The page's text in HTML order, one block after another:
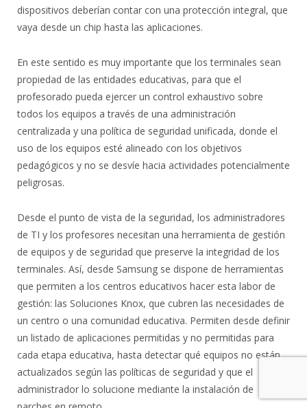
dispositivos deberían contar con una protección integral, que
vaya desde un chip hasta las aplicaciones.
En este sentido es muy importante que los terminales sean
propiedad de las entidades educativas, para que el
profesorado pueda ejercer un control exhaustivo sobre
todos los equipos a través de una administración
centralizada y una política de seguridad unificada, donde el
uso de los equipos esté alineado con los objetivos
pedagógicos y no se desvíe hacia actividades potencialmente
peligrosas.
Desde el punto de vista de la seguridad, los administradores
de TI y los profesores necesitan una herramienta de gestión
de equipos y de seguridad que preserve la integridad de los
terminales. Así, desde Samsung se dispone de herramientas
que permiten a los centros educativos hacer esta labor de
gestión: las Soluciones Knox, que cubren las necesidades de
un centro o una comunidad educativa. Permiten desde definir
un listado de aplicaciones permitidas y no permitidas para
cada etapa educativa, hasta detectar qué equipos no están
actualizados según las políticas de seguridad y que el
administrador lo solucione mediante la instalación de